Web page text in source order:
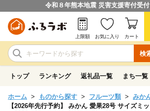
令和８年熊本地震 災害支援寄付受
検
上限額 お気に入り カート
トップ ランキング 返礼品一覧 まち一覧
ホーム ものから探す フルーツ類
みか
【2026年先行予約】 みかん 愛果28号 サイズミ